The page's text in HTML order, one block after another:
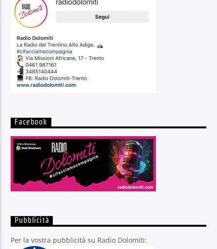
Facebook
Pubblicità
Per la vostra pubblicità su Radio Dolomiti: